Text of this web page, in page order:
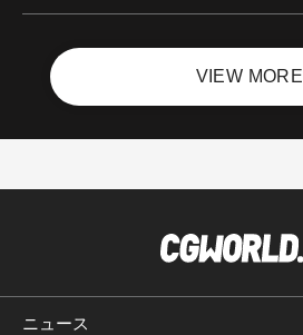
VIEW MORE
ニュース